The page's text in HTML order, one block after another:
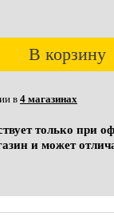
В корзину
в4 магазинах
только при
и может